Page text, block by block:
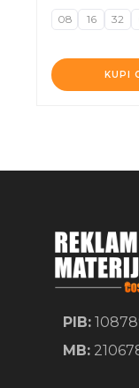
KUPI
08 16 32
PIB:
MB: